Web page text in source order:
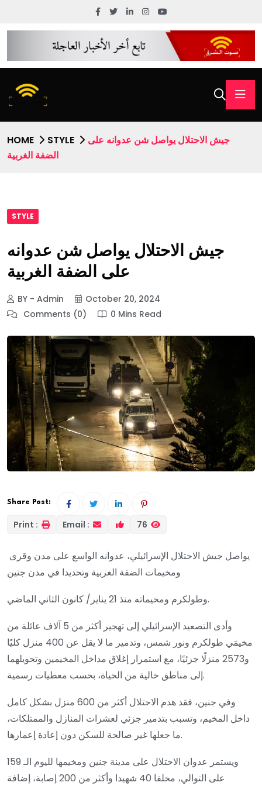
HOME STYLE
جيش الاحتلال يواصل شن عدوانه على
الضفة الغربية
STYLE
جيش الاحتلال يواصل شن عدوانه
على الضفة الغربية
BY - Admin
October 20, 2024
Comments (0)
0 Mins Read
Share Post:
Print : Email : 76
ومخيمات الضفة الغربية وتحديدا في مدن جنين
وطولكرم ومخيماته منذ 21 يناير/ كانون الثاني الماضي.
وأدى التصعيد الإسرائيلي إلى تهجير أكثر من 5 آلاف عائلة من
مخيمَي طولكرم ونور شمس، وتدمير ما لا يقل عن 400 منزل كليًا
و2573 منزلًا جزئيًا، مع استمرار إغلاق مداخل المخيمين وتحويلهما
إلى مناطق خالية من الحياة، بحسب معطيات رسمية.
وفي جنين، فقد هدم الاحتلال أكثر من 600 منزل بشكل كامل
داخل المخيم، وتسبب بتدمير جزئي لعشرات المنازل والممتلكات،
ما جعلها غير صالحة للسكن دون إعادة إعمارها.
ويستمر عدوان الاحتلال على مدينة جنين ومخيمها لليوم الـ 159
على التوالي، مخلفا 40 شهيدا وأكثر من 200 إصابة، إضافة